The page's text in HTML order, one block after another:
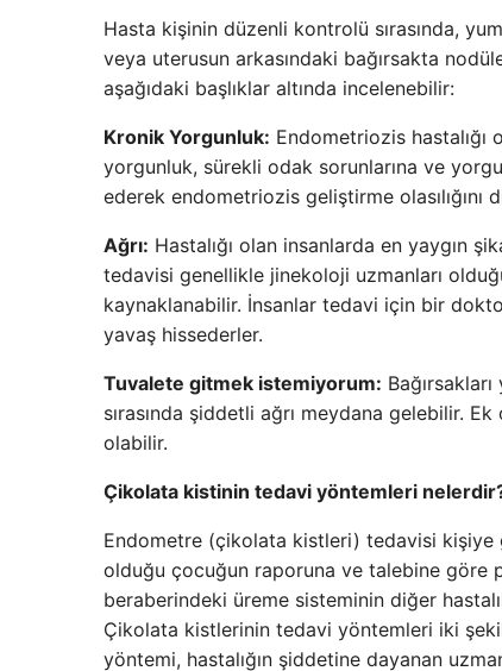
Hasta kişinin düzenli kontrolü sırasında,
veya uterusun arkasındaki bağırsakta
aşağıdaki başlıklar altında incelenebilir:
Kronik Yorgunluk: Endometriozis
yorgunluk, sürekli odak sorunlarına ve
ederek endometriozis geliştirme olasılığını
Ağrı: Hastalığı olan insanlarda en yaygın
tedavisi genellikle jinekoloji uzmanları
kaynaklanabilir. İnsanlar tedavi için bir
yavaş hissederler.
Tuvalete gitmek istemiyorum:
sırasında şiddetli ağrı meydana gelebilir.
olabilir.
Çikolata kistinin tedavi yöntemleri
Endometre (çikolata kistleri) tedavisi kişiye
olduğu çocuğun raporuna ve talebine göre
beraberindeki üreme sisteminin diğer
Çikolata kistlerinin tedavi yöntemleri iki
yöntemi, hastalığın şiddetine dayanan